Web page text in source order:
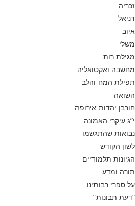
זכריה
דניאל
איוב
משלי
מגילת רות
מחשבה ואקטואליה
תפילת המח והלב
השואה
חורבן יהדות אירופה
י”ג עיקרי האמונה
נבואות שהתגשמו
לשון הקודש
הגיונות תלמודיים
תורה ומדע
על ספרי רבותינו
“דעת תבונות”